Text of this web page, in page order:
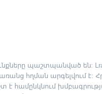
պաշտպանված են:
առանց հղման արգելվում
է համընկնում